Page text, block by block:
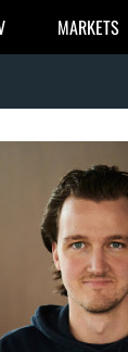
MARKETS